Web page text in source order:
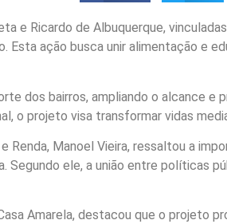
e Ricardo de Albuquerque,
Esta ação busca unir alimentação e
dos bairros, ampliando o alcance e
o projeto visa transformar vidas
Renda, Manoel Vieira, ressaltou a
Segundo ele, a união entre políticas
Amarela, destacou que o projeto